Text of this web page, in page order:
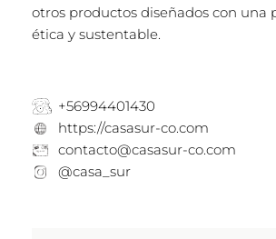
otros productos diseñados con una
ética y sustentable.
+56994401430
https://casasur-co.com
contacto@casasur-co.com
@casa_sur